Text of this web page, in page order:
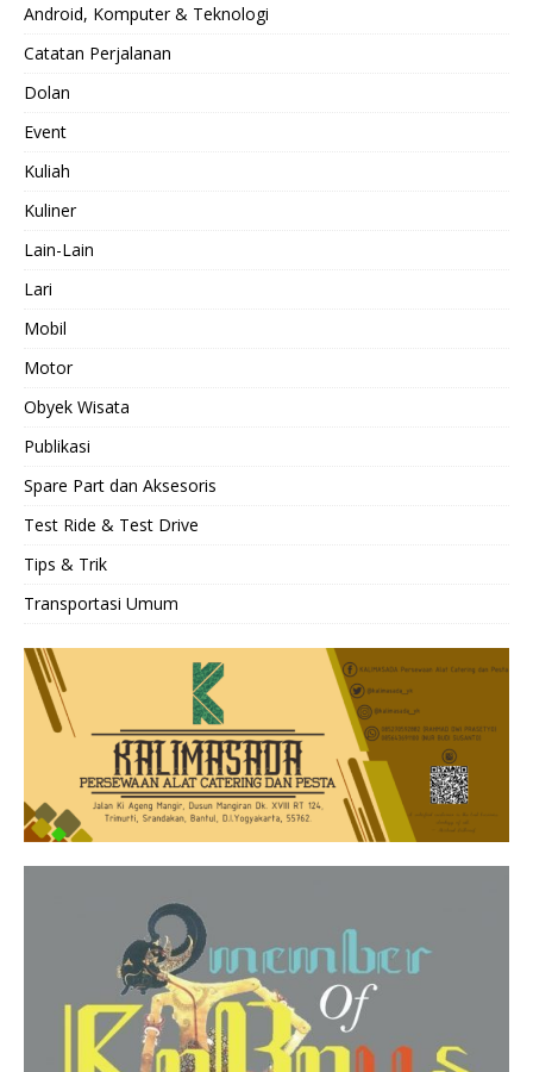
Android, Komputer & Teknologi
Catatan Perjalanan
Dolan
Event
Kuliah
Kuliner
Lain-Lain
Lari
Mobil
Motor
Obyek Wisata
Publikasi
Spare Part dan Aksesoris
Test Ride & Test Drive
Tips & Trik
Transportasi Umum